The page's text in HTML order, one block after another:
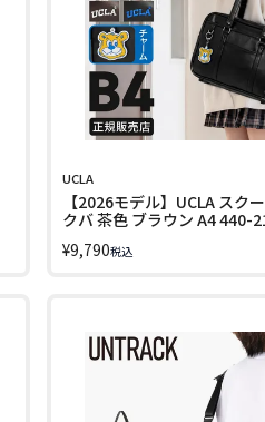
UCLA
【2026モデル】UCLA スク
クバ 茶色 ブラウン A4 440-
¥9,790税込